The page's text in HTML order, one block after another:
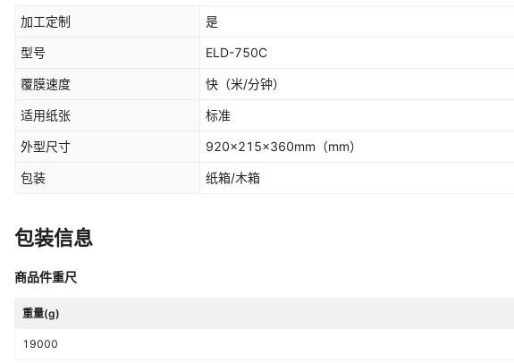
加工定制 是
型号 ELD-750C
覆膜速度 快 （米/分钟）
适用纸张 标准
外型尺寸 920×215×360mm （mm）
包装 纸箱/木箱
包装信息
商品件重尺
重量(g)
19000